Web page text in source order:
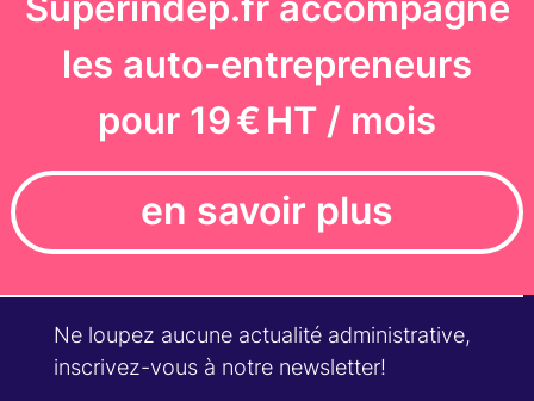
les auto-entrepreneurs
pour 19 € HT / mois
en savoir plus
Ne loupez aucune actualité administrative,
inscrivez-vous à notre newsletter!